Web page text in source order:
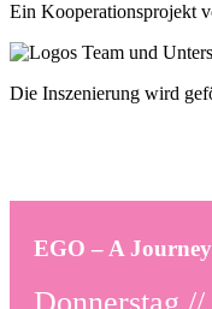
Ein Kooperationsprojekt
Die Inszenierung wird
EGO – A
Donnerstag